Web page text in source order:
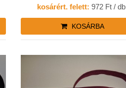
kosárért. felett: 972 Ft / db
KOSÁRBA